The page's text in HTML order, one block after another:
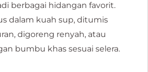
berbagai hidangan favorit.
dalam kuah sup, ditumis
digoreng renyah, atau
bumbu khas sesuai selera.